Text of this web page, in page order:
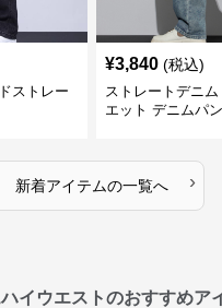
ストレー
¥3,840 (税込)
ストレートデニ
エット デニムパ
新着アイテムの一覧へ ›
イウエストのおすすめア